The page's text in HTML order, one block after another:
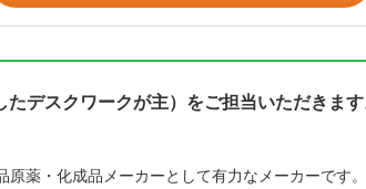
たデスクワークが主）をご担当いただきま
原薬・化成品メーカーとして有力なメーカーです